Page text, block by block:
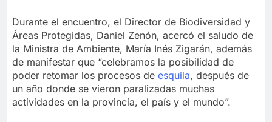
Durante el encuentro, el Director de Biodiversidad y
Áreas Protegidas, Daniel Zenón, acercó el saludo de
la Ministra de Ambiente, María Inés Zigarán, además
de manifestar que “celebramos la posibilidad de
poder retomar los procesos de esquila, después de
un año donde se vieron paralizadas muchas
actividades en la provincia, el país y el mundo”.